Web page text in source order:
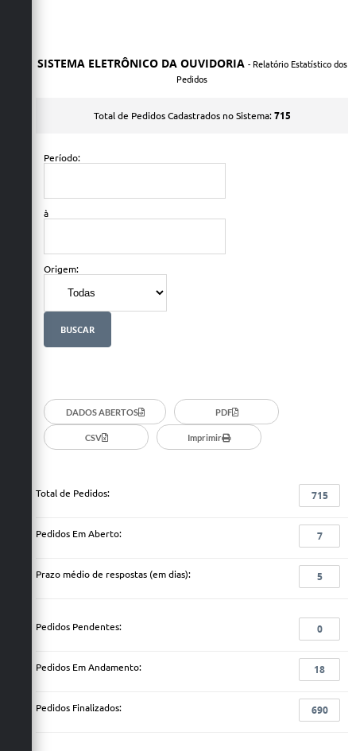
SISTEMA ELETRÔNICO DA OUVIDORIA - Relatório Estatístico dos
Pedidos
Total de Pedidos Cadastrados no Sistema: 715
Período:
à
Origem:
DADOS ABERTOS PDF
CSV Imprimir
Total de Pedidos: 715
Pedidos Em Aberto: 7
Prazo médio de respostas (em dias): 5
Pedidos Pendentes: 0
Pedidos Em Andamento: 18
Pedidos Finalizados: 690